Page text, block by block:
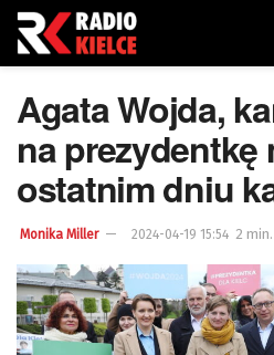
Agata Wojda,
na prezydentkę
ostatnim dniu
Monika Miller 2024-04-19 15:54 2